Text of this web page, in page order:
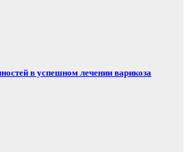
в успешном лечении варикоза